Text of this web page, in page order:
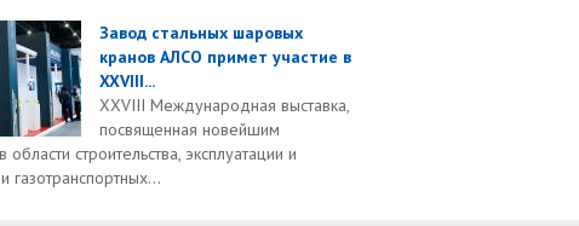
Завод стальных шаровых
кранов АЛСО примет участие в
XXVIII...
XXVIII Международная выставка,
посвященная новейшим
области строительства, эксплуатации и
газотранспортных...